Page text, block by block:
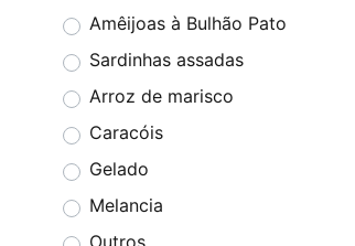
Amêijoas à Bulhão Pato
Sardinhas assadas
Arroz de marisco
Caracóis
Gelado
Melancia